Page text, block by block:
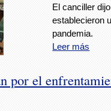
El canciller
establecieron
pandemia.
Leer más
por el